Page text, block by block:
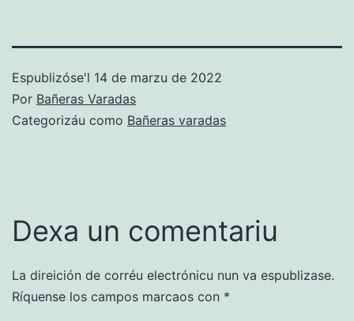
Espublizóse'l 14 de marzu de 2022
Por Bañeras Varadas
Categorizáu como Bañeras varadas
Dexa un comentariu
La direición de corréu electrónicu nun va espublizase.
Ríquense los campos marcaos con *